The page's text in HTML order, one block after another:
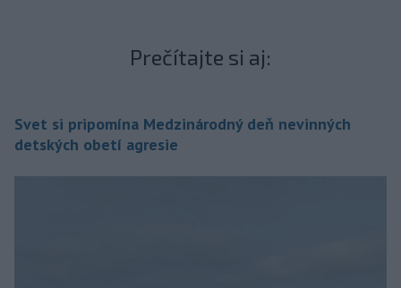
Prečítajte si aj:
Svet si pripomína Medzinárodný deň nevinných
detských obetí agresie